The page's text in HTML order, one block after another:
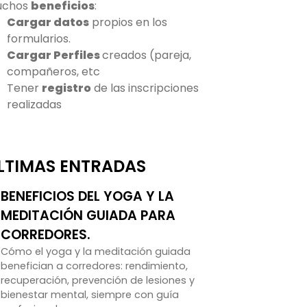
beneficios:
Cargar datos propios en los
formularios.
Cargar Perfilescreados (pareja,
compañeros, etc
Tener registro de las inscripciones
realizadas
ENTRADAS
BENEFICIOS DEL YOGA Y LA
MEDITACIÓN GUIADA PARA
CORREDORES.
Cómo el yoga y la meditación guiada
benefician a corredores: rendimiento,
recuperación, prevención de lesiones y
bienestar mental, siempre con guía